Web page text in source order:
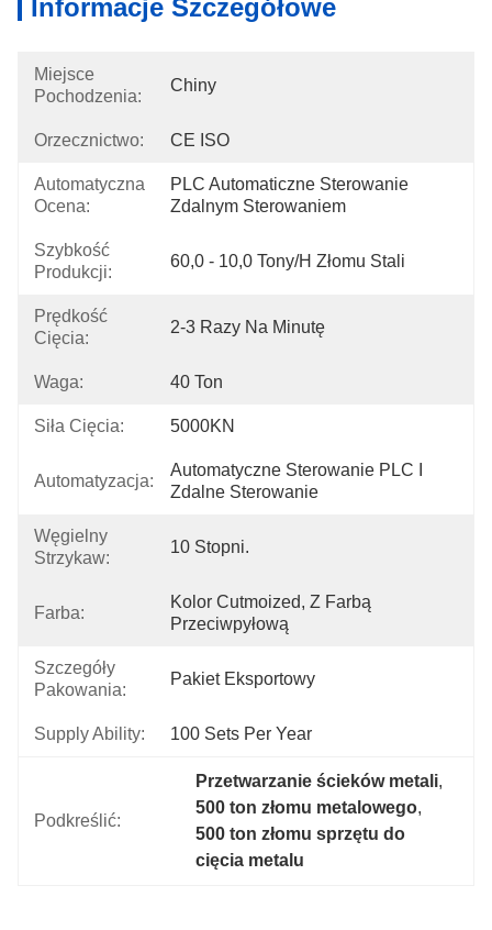
Informacje Szczegółowe
Miejsce
Pochodzenia:
Chiny
Orzecznictwo: CE ISO
Automatyczna
Ocena:
PLC Automaticzne Sterowanie
Zdalnym Sterowaniem
Szybkość
Produkcji:
60,0 - 10,0 Tony/h Złomu Stali
Prędkość
Cięcia:
2-3 Razy Na Minutę
Waga: 40 Ton
Siła Cięcia: 5000KN
Automatyzacja:
Automatyczne Sterowanie PLC I
Zdalne Sterowanie
Węgielny
Strzykaw:
10 Stopni.
Farba:
Kolor Cutmoized, Z Farbą
Przeciwpyłową
Szczegóły
Pakowania:
Pakiet Eksportowy
Supply Ability: 100 Sets Per Year
Podkreślić:
Przetwarzanie ścieków metali,
500 ton złomu metalowego,
500 ton złomu sprzętu do
cięcia metalu